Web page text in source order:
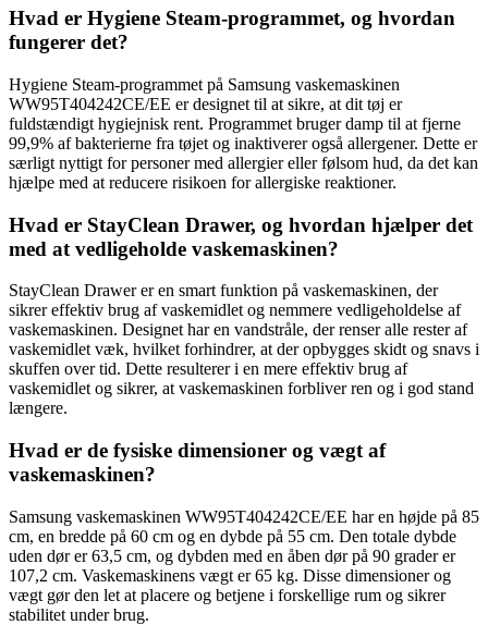
Hvad er Hygiene Steam-programmet, og hvordan
fungerer det?
Hygiene Steam-programmet på Samsung vaskemaskinen
WW95T404242CE/EE er designet til at sikre, at dit tøj er
fuldstændigt hygiejnisk rent. Programmet bruger damp til at fjerne
99,9% af bakterierne fra tøjet og inaktiverer også allergener. Dette er
særligt nyttigt for personer med allergier eller følsom hud, da det kan
hjælpe med at reducere risikoen for allergiske reaktioner.
Hvad er StayClean Drawer, og hvordan hjælper det
med at vedligeholde vaskemaskinen?
StayClean Drawer er en smart funktion på vaskemaskinen, der
sikrer effektiv brug af vaskemidlet og nemmere vedligeholdelse af
vaskemaskinen. Designet har en vandstråle, der renser alle rester af
vaskemidlet væk, hvilket forhindrer, at der opbygges skidt og snavs i
skuffen over tid. Dette resulterer i en mere effektiv brug af
vaskemidlet og sikrer, at vaskemaskinen forbliver ren og i god stand
længere.
Hvad er de fysiske dimensioner og vægt af
vaskemaskinen?
Samsung vaskemaskinen WW95T404242CE/EE har en højde på 85
cm, en bredde på 60 cm og en dybde på 55 cm. Den totale dybde
uden dør er 63,5 cm, og dybden med en åben dør på 90 grader er
107,2 cm. Vaskemaskinens vægt er 65 kg. Disse dimensioner og
vægt gør den let at placere og betjene i forskellige rum og sikrer
stabilitet under brug.